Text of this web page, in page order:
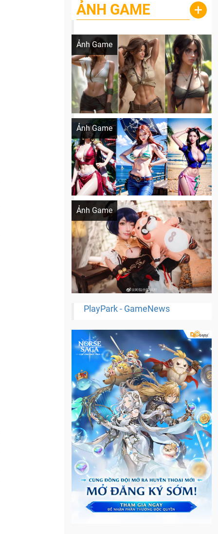
ẢNH GAME +
Ảnh Game
Lala Croft vừa nóng vừa xinh dưới nét vẽ
Ảnh Game
Khi AI Cosplay gái đẹp One Piece
Ảnh Game
Cosplay Xiangling siêu cute
PlayPark - GameNews